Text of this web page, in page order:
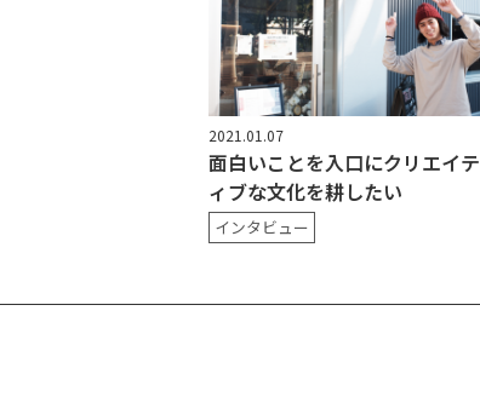
2021.01.07
面白いことを入口にクリエイテ
ィブな文化を耕したい
インタビュー